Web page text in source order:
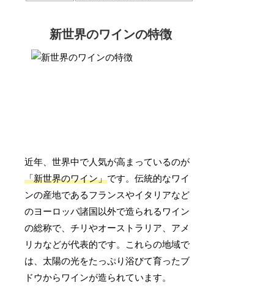
新世界のワインの特徴
近年、世界中で人気が高まっているのが
「新世界のワイン」です。伝統的なワイ
ンの産地であるフランスやイタリアなど
のヨーロッパ諸国以外で造られるワイン
の総称で、チリやオーストラリア、アメ
リカなどが代表的です。これらの地域で
は、太陽の光をたっぷり浴びて育ったブ
ドウからワインが造られています。